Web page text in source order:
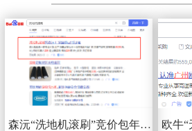
森沅“洗地机滚刷”竞价包年推广上线啦